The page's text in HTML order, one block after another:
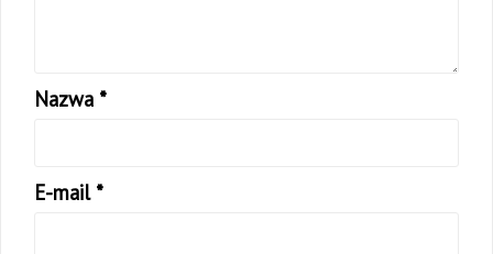
Nazwa *
E-mail *